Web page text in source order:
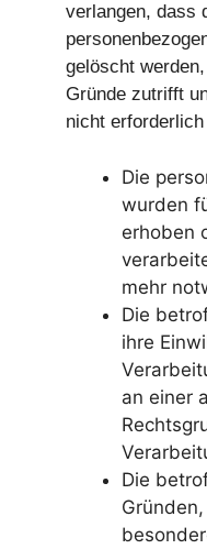
verlangen, dass
gelöscht
Gründe zutrifft
nicht
Die
wurden
erhoben
mehr
Die
ihre
an einer
Die